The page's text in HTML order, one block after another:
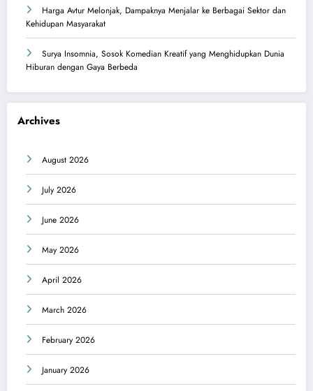
Harga Avtur Melonjak, Dampaknya Menjalar ke Berbagai Sektor dan
Kehidupan Masyarakat
Surya Insomnia, Sosok Komedian Kreatif yang Menghidupkan Dunia
Hiburan dengan Gaya Berbeda
Archives
August 2026
July 2026
June 2026
May 2026
April 2026
March 2026
February 2026
January 2026